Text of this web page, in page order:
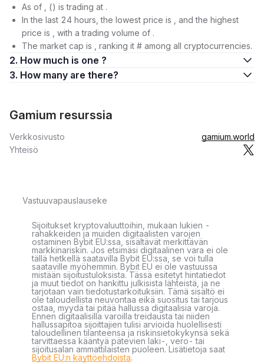
As of , () is trading at .
In the last 24 hours, the lowest price is , and the highest
price is , with a trading volume of .
The market cap is , ranking it # among all cryptocurrencies.
2. How much is one ?
3. How many are there?
Gamium resurssia
Verkkosivusto
gamium.world
Yhteisö
Vastuuvapauslauseke
Sijoitukset kryptovaluuttoihin, mukaan lukien -
rahakkeiden ja muiden digitaalisten varojen
ostaminen Bybit EU:ssa, sisältävät merkittävän
markkinariskin. Jos etsimäsi digitaalinen vara ei ole
tällä hetkellä saatavilla Bybit EU:ssa, se voi tulla
saataville myöhemmin. Bybit EU ei ole vastuussa
mistään sijoitustuloksista. Tässä esitetyt hintatiedot
ja muut tiedot on hankittu julkisista lähteistä, ja ne
tarjotaan vain tiedotustarkoituksiin. Tämä sisältö ei
ole taloudellista neuvontaa eikä suositus tai tarjous
ostaa, myydä tai pitää hallussa digitaalisia varoja.
Ennen digitaalisilla varoilla treidausta tai niiden
hallussapitoa sijoittajien tulisi arvioida huolellisesti
taloudellinen tilanteensa ja riskinsietokykynsä sekä
tarvittaessa kääntyä pätevien laki-, vero- tai
sijoitusalan ammattilaisten puoleen. Lisätietoja saat
Bybit EU:n käyttöehdoista.